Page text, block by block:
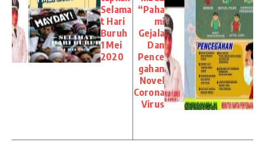
Selama
t Hari
Buruh
1 Mei
2020
“Paha
mi
Gejala
Dan
Pence
gahan
Novel
Corona
Virus